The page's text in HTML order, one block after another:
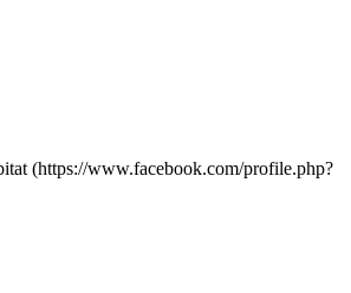
(https://www.facebook.com/profile.php?